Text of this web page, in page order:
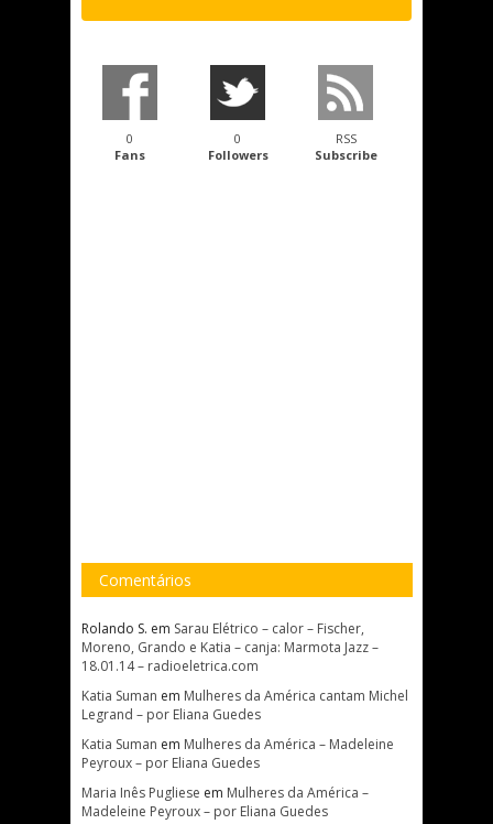
0
Fans
0
Followers
RSS
Subscribe
Comentários
Rolando S. em Sarau Elétrico – calor – Fischer,
Moreno, Grando e Katia – canja: Marmota Jazz –
18.01.14 – radioeletrica.com
Katia Suman em Mulheres da América cantam Michel
Legrand – por Eliana Guedes
Katia Suman em Mulheres da América – Madeleine
Peyroux – por Eliana Guedes
Maria Inês Pugliese em Mulheres da América –
Madeleine Peyroux – por Eliana Guedes